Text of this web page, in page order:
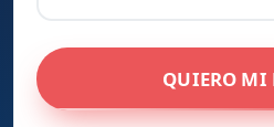
QUIERO MI